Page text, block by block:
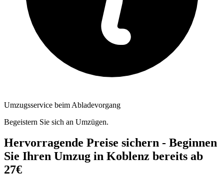
Umzugsservice beim Abladevorgang
Begeistern Sie sich an Umzügen.
Hervorragende Preise sichern - Beginnen
Sie Ihren Umzug in Koblenz bereits ab
27€